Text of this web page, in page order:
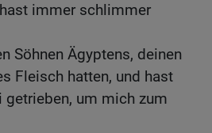
immer schlimmer
Söhnen Ägyptens, deinen
Fleisch hatten, und hast
getrieben, um mich zum